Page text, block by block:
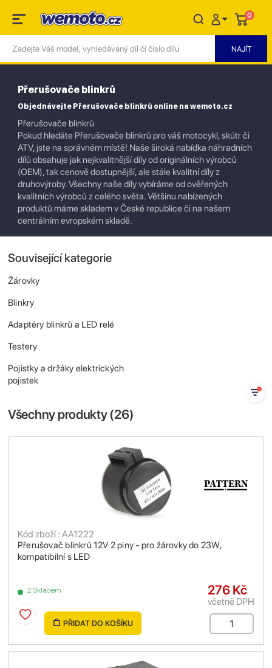
0
Přerušovače blinkrů
Objednávejte Přerušovače blinkrů online na wemoto.cz
Přerušovače blinkrů
Pokud hledáte Přerušovače blinkrů pro váš motocykl, skútr či
ATV, jste na správném místě! Naše široká nabídka náhradních
dílů obsahuje jak nejkvalitnější díly od originálních výrobců
(OEM), tak cenově dostupnější, ale stále kvalitní díly z
druhovýroby. Všechny naše díly vybíráme od ověřených
kvalitních výrobců z celého světa. Většinu nabízených
produktů máme skladem v České republice či na našem
centrálním evropském skladě.
Související kategorie
Žárovky
Blinkry
Adaptéry blinkrů a LED relé
Testery
Pojistky a držáky elektrických
pojistek
Všechny produkty (26)
Přerušovač blinkrů 12V 2 piny - pro žárovky do 23W,
kompatibilní s LED
Kód zboží : AA1222
2 Skladem 276 Kč
včetně DPH
PŘIDAT DO KOŠÍKU